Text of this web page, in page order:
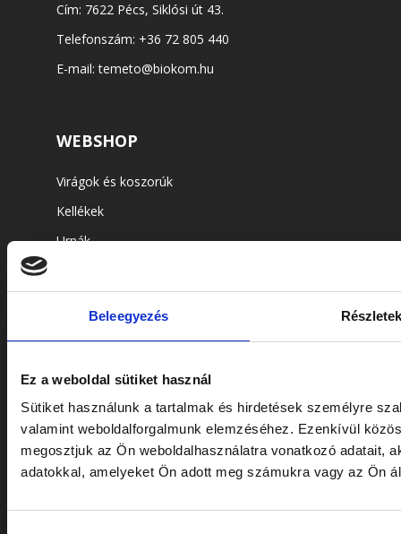
Beleegyezés
Ez a weboldal sütiket használ
Sütiket használunk a tartalmak és hirdetések személyre
valamint weboldalforgalmunk elemzéséhez. Ezenkívül
megosztjuk az Ön weboldalhasználatra vonatkozó adatait,
adatokkal, amelyeket Ön adott meg számukra vagy az Ön
Cím: 7622 Pécs, Siklósi út 43.
Telefonszám: +36 72 805 440
E-mail:temeto@biokom.hu
WEBSHOP
Virágok és koszorúk
Kellékek
Urnák
SZOLGÁLTATÁSOK
Sírgondozás
Sírtisztítás
Sírköveink
Koszorú készítés